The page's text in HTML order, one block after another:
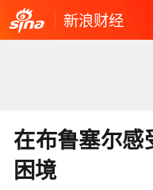
新浪财经
在布鲁塞尔感
困境